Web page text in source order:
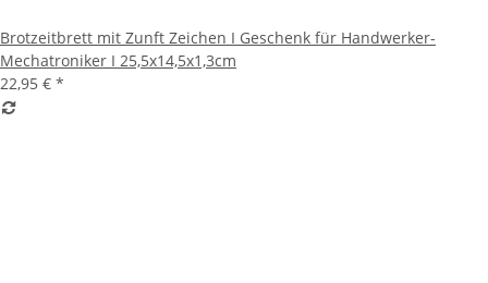
Brotzeitbrett mit Zunft Zeichen I Geschenk für Handwerker-
Mechatroniker I 25,5x14,5x1,3cm
22,95 € *